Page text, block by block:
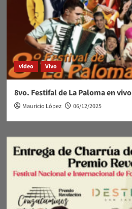
video Vivo
8vo. Festifal de La Paloma en vivo
Mauricio López 06/12/2025